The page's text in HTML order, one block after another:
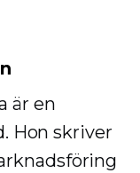
är en
Hon skriver